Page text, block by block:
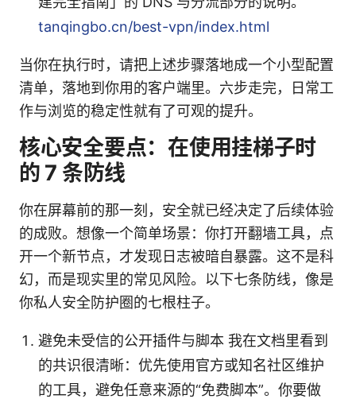
tanqingbo.cn/best-vpn/index.html
当你在执行时，请把上述步骤落地成一个小型配置
清单，落地到你用的客户端里。六步走完，日常工
作与浏览的稳定性就有了可观的提升。
核心安全要点：在使用挂梯子时
的 7 条防线
你在屏幕前的那一刻，安全就已经决定了后续体验
的成败。想像一个简单场景：你打开翻墙工具，点
开一个新节点，才发现日志被暗自暴露。这不是科
幻，而是现实里的常见风险。以下七条防线，像是
你私人安全防护圈的七根柱子。
避免未受信的公开插件与脚本 我在文档里看到
的共识很清晰：优先使用官方或知名社区维护
的工具，避免任意来源的“免费脚本”。你要做